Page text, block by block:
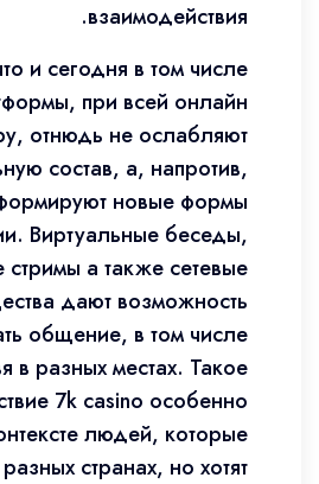
взаимодействия.
и сегодня в том числе
при всей онлайн
отнюдь не ослабляют
состав, а, напротив,
новые формы
Виртуальные беседы,
стримы а также сетевые
дают возможность
общение, в том числе
в разных местах. Такое
7k casino особенно
людей, которые
странах, но хотят